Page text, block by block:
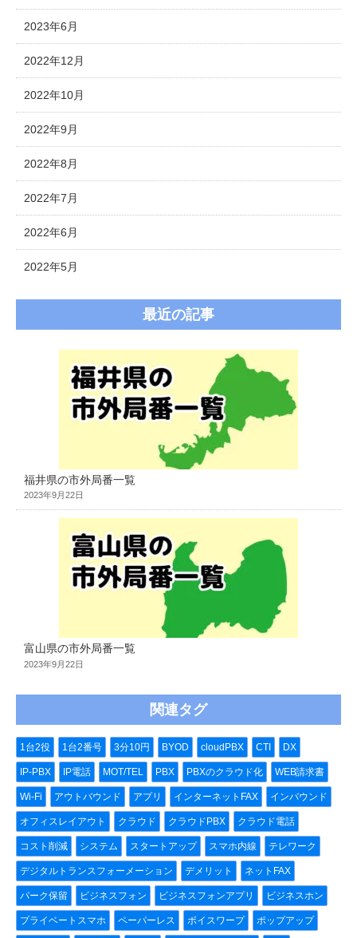
2023年6月
2022年12月
2022年10月
2022年9月
2022年8月
2022年7月
2022年6月
2022年5月
最近の記事
福井県の市外局番一覧
2023年9月22日
富山県の市外局番一覧
2023年9月22日
関連タグ
1台2役 1台2番号 3分10円 BYOD cloudPBX CTI DX
IP-PBX IP電話 MOT/TEL PBX PBXのクラウド化 WEB請求書
Wi-Fi アウトバウンド アプリ インターネットFAX インバウンド
オフィスレイアウト クラウド クラウドPBX クラウド電話
コスト削減 システム スタートアップ スマホ内線 テレワーク
デジタルトランスフォーメーション デメリット ネットFAX
パーク保留 ビジネスフォン ビジネスフォンアプリ ビジネスホン
プライベートスマホ ペーパーレス ボイスワープ ポップアップ